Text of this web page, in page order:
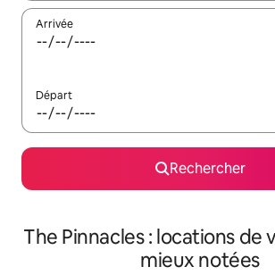
Arrivée
Départ
Rechercher
The Pinnacles : locations de
mieux notées